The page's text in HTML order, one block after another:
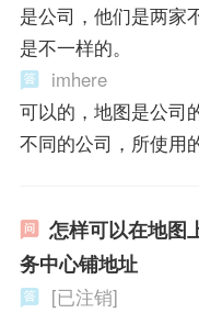
是公司，他们是两家
是不一样的。
imhere
可以的，地图是公司
不同的公司，所使用
怎样可以在地图
务中心铺地址
[已注销]